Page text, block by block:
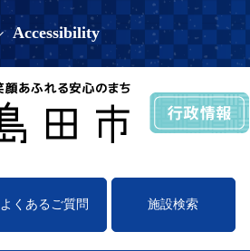
Accessibility
よくあるご質問 施設検索